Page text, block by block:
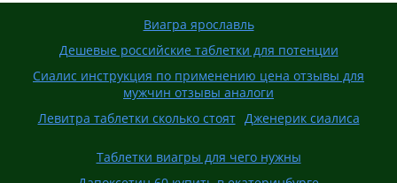
Виагра ярославль
Дешевые российские таблетки для потенции
Сиалис инструкция по применению цена отзывы для
мужчин отзывы аналоги
Левитра таблетки сколько стоят
Дженерик сиалиса
Таблетки виагры для чего нужны